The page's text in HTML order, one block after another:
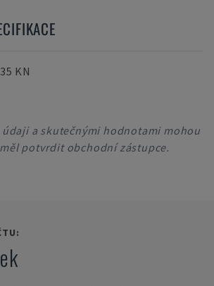
KN
údaji a skutečnými hodnotami mohou
potvrdit obchodní zástupce.